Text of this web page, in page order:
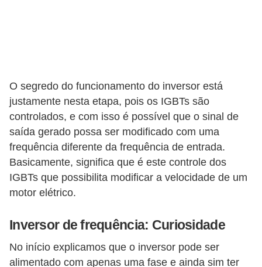
O segredo do funcionamento do inversor está
justamente nesta etapa, pois os IGBTs são
controlados, e com isso é possível que o sinal de
saída gerado possa ser modificado com uma
frequência diferente da frequência de entrada.
Basicamente, significa que é este controle dos
IGBTs que possibilita modificar a velocidade de um
motor elétrico.
Inversor de frequência: Curiosidade
No início explicamos que o inversor pode ser
alimentado com apenas uma fase e ainda sim ter
i
c
a
r
e
s
i
e
n